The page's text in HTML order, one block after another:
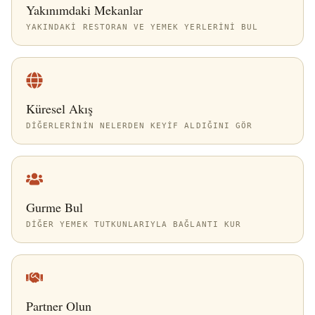
Yakınımdaki Mekanlar
YAKINDAKI RESTORAN VE YEMEK YERLERINI BUL
Küresel Akış
DIĞERLERININ NELERDEN KEYIF ALDIĞINI GÖR
Gurme Bul
DIĞER YEMEK TUTKUNLARIYLA BAĞLANTI KUR
Partner Olun